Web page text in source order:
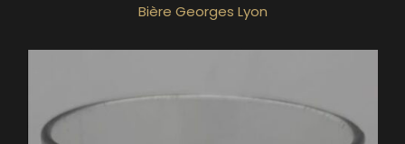
Bière Georges Lyon